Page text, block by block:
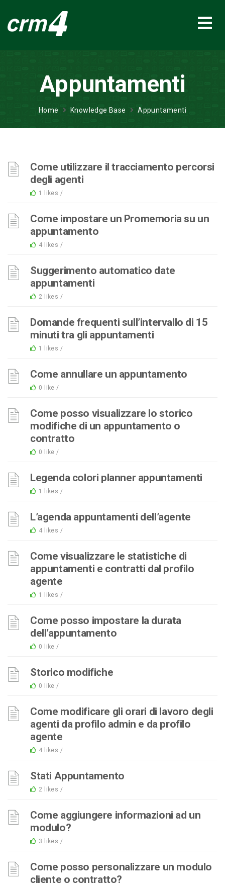
Appuntamenti
Home Knowledge Base Appuntamenti
Come utilizzare il tracciamento percorsi
degli agenti
1 likes /
Come impostare un Promemoria su un
appuntamento
4 likes /
Suggerimento automatico date
appuntamenti
2 likes /
Domande frequenti sull’intervallo di 15
minuti tra gli appuntamenti
1 likes /
Come annullare un appuntamento
0 like /
Come posso visualizzare lo storico
modifiche di un appuntamento o
contratto
0 like /
Legenda colori planner appuntamenti
1 likes /
L’agenda appuntamenti dell’agente
4 likes /
Come visualizzare le statistiche di
appuntamenti e contratti dal profilo
agente
1 likes /
Come posso impostare la durata
dell’appuntamento
0 like /
Storico modifiche
0 like /
Come modificare gli orari di lavoro degli
agenti da profilo admin e da profilo
agente
4 likes /
Stati Appuntamento
2 likes /
Come aggiungere informazioni ad un
modulo?
3 likes /
Come posso personalizzare un modulo
cliente o contratto?